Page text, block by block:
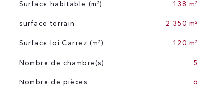
Surface habitable (m²) 138 m²
surface terrain 2 350 m²
Surface loi Carrez (m²) 120 m²
Nombre de chambre(s) 5
Nombre de pièces 6